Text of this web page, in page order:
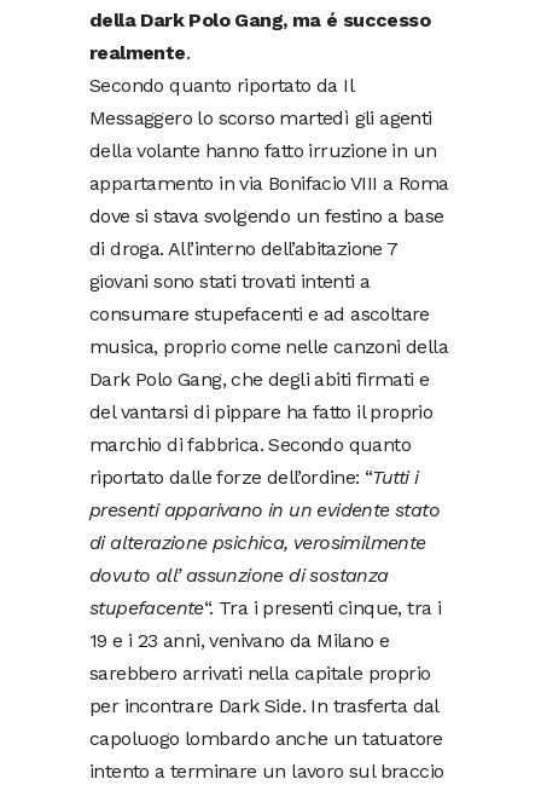
della Dark Polo Gang, ma é successo
realmente.
Secondo quanto riportato da Il
Messaggero lo scorso martedì gli agenti
della volante hanno fatto irruzione in un
appartamento in via Bonifacio VIII a Roma
dove si stava svolgendo un festino a base
di droga. All’interno dell’abitazione 7
giovani sono stati trovati intenti a
consumare stupefacenti e ad ascoltare
musica, proprio come nelle canzoni della
Dark Polo Gang, che degli abiti firmati e
del vantarsi di pippare ha fatto il proprio
marchio di fabbrica. Secondo quanto
riportato dalle forze dell’ordine: “Tutti i
presenti apparivano in un evidente stato
di alterazione psichica, verosimilmente
dovuto all’ assunzione di sostanza
stupefacente“. Tra i presenti cinque, tra i
19 e i 23 anni, venivano da Milano e
sarebbero arrivati nella capitale proprio
per incontrare Dark Side. In trasferta dal
capoluogo lombardo anche un tatuatore
intento a terminare un lavoro sul braccio